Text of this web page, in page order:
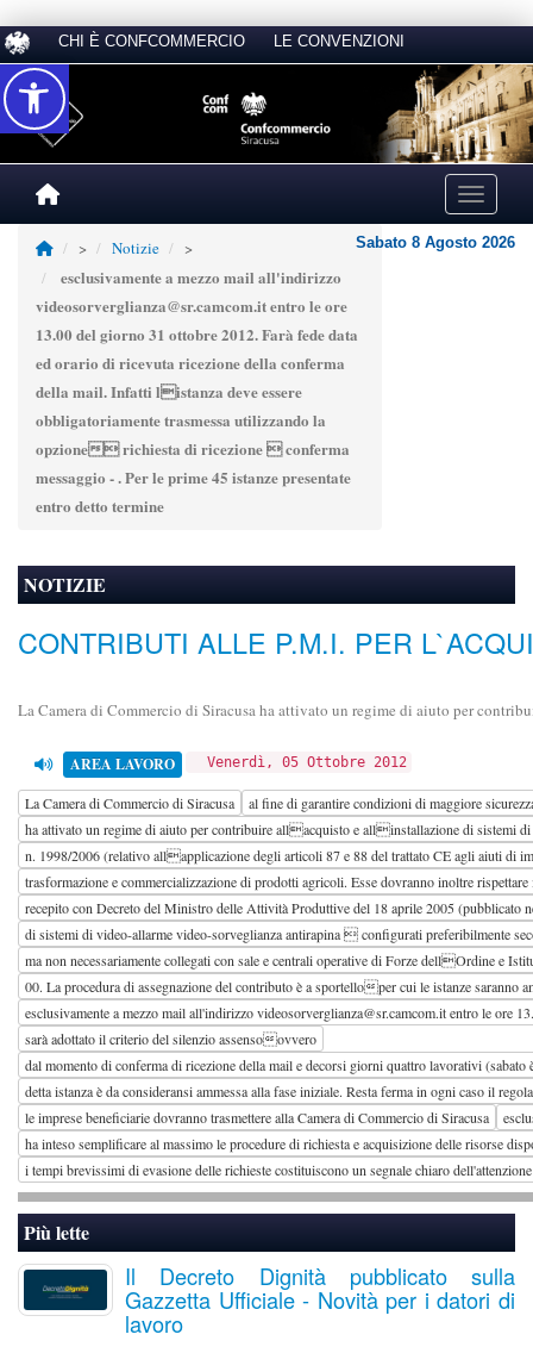
CHI È CONFCOMMERCIO LE CONVENZIONI
Toggle
> Notizie >
esclusivamente a mezzo mail all'indirizzo
videosorverglianza@sr.camcom.it entro le ore
13.00 del giorno 31 ottobre 2012. Farà fede data
ed orario di ricevuta ricezione della conferma
della mail. Infatti listanza deve essere
obbligatoriamente trasmessa utilizzando la
opzione richiesta di ricezione  conferma
messaggio - . Per le prime 45 istanze presentate
entro detto termine
Sabato 8 Agosto 2026
NOTIZIE
CONTRIBUTI ALLE P.M.I. PER
La Camera di Commercio di Siracusa ha attivato un regime di aiuto per
AREA LAVORO Venerdì, 05 Ottobre 2012
La Camera di Commercio di Siracusa
al fine di garantire condizioni di maggiore
ha attivato un regime di aiuto per contribuire allacquisto e allinstallazione di sistemi
n. 1998/2006 (relativo allapplicazione degli articoli 87 e 88 del trattato CE agli aiuti di
trasformazione e commercializzazione di prodotti agricoli. Esse dovranno inoltre
recepito con Decreto del Ministro delle Attività Produttive del 18 aprile 2005 (pubblicato
di sistemi di video-allarme video-sorveglianza antirapina  configurati preferibilmente
ma non necessariamente collegati con sale e centrali operative di Forze dellOrdine e
00. La procedura di assegnazione del contributo è a sportelloper cui le istanze
esclusivamente a mezzo mail all'indirizzo videosorverglianza@sr.camcom.it entro le
sarà adottato il criterio del silenzio assensoovvero
dal momento di conferma di ricezione della mail e decorsi giorni quattro lavorativi
detta istanza è da consideransi ammessa alla fase iniziale. Resta ferma in ogni caso il
le imprese beneficiarie dovranno trasmettere alla Camera di Commercio di Siracusa
ha inteso semplificare al massimo le procedure di richiesta e acquisizione delle risorse
i tempi brevissimi di evasione delle richieste costituiscono un segnale chiaro
Più lette
Il Decreto Dignità pubblicato sulla
Gazzetta Ufficiale - Novità per i datori di
lavoro
Accessibilità